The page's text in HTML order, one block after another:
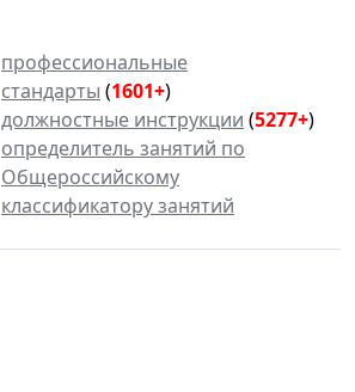
профессиональные
стандарты (1601+)
должностные инструкции (5277+)
определитель занятий по
Общероссийскому
классификатору занятий